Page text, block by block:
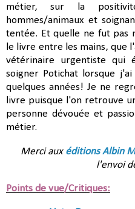
métier, sur la
hommes/animaux et
tentée. Et quelle ne fut pas
le livre entre les mains, que
vétérinaire urgentiste qui
soigner Potichat lorsque
quelques années! Je ne
livre puisque l'on retrouve
personne dévouée et
métier.
Merci aux éditions Albin
l'envoi
Points de vue/Critiques: